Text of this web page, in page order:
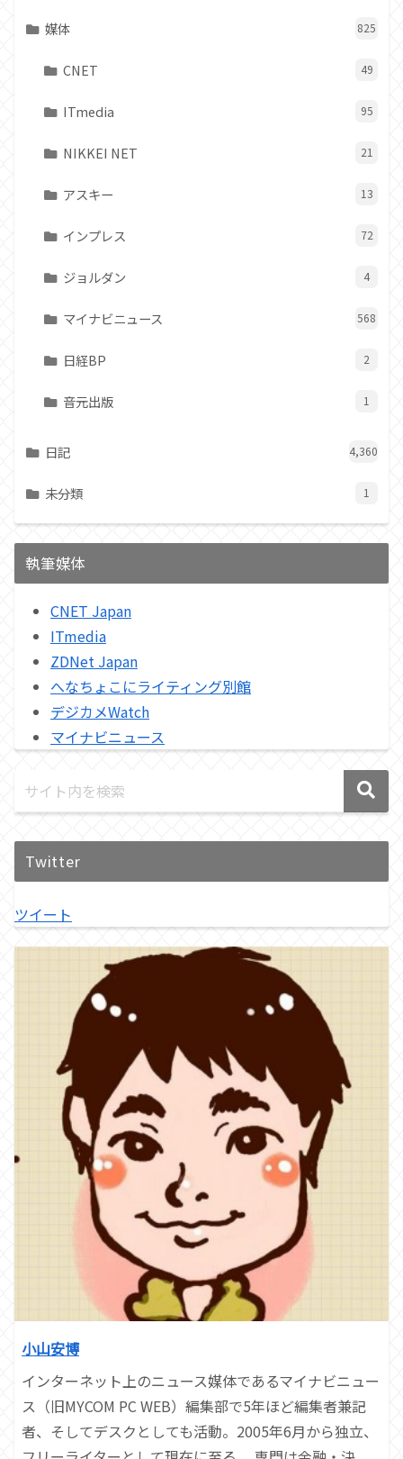
媒体 825
CNET 49
ITmedia 95
NIKKEI NET 21
アスキー 13
インプレス 72
ジョルダン 4
マイナビニュース 568
日経BP 2
音元出版 1
日記 4,360
未分類 1
執筆媒体
CNET Japan
ITmedia
ZDNet Japan
へなちょこにライティング別館
デジカメWatch
マイナビニュース
Twitter
ツイート
小山安博
インターネット上のニュース媒体であるマイナビニュー
ス（旧MYCOM PC WEB）編集部で5年ほど編集者兼記
者、そしてデスクとしても活動。2005年6月から独立、